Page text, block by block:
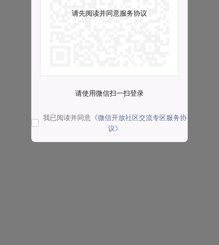
请先阅读并同意服务协议
请使用微信扫一扫登录
我已阅读并同意 《微信开放社区交流专区服务协
议》